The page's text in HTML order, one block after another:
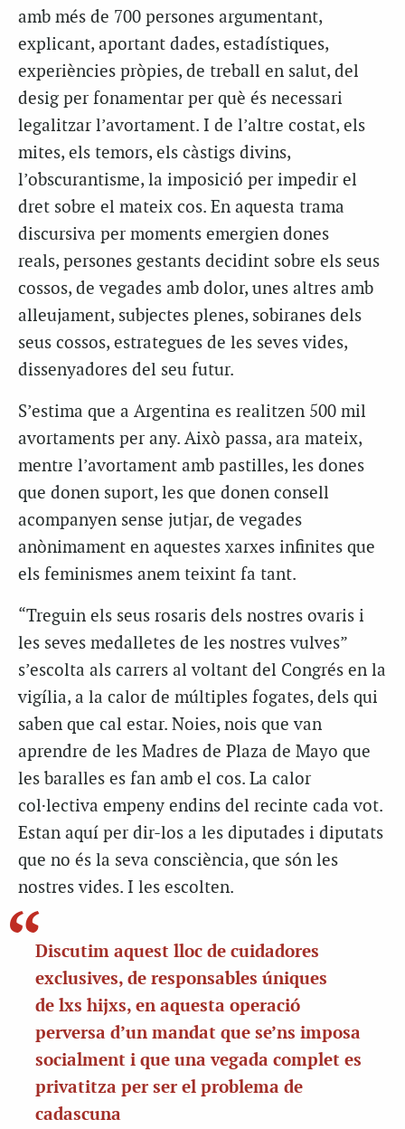
amb més de 700 persones argumentant,
explicant, aportant dades, estadístiques,
experiències pròpies, de treball en salut, del
desig per fonamentar per què és necessari
legalitzar l’avortament. I de l’altre costat, els
mites, els temors, els càstigs divins,
l’obscurantisme, la imposició per impedir el
dret sobre el mateix cos. En aquesta trama
discursiva per moments emergien dones
reals, persones gestants decidint sobre els seus
cossos, de vegades amb dolor, unes altres amb
alleujament, subjectes plenes, sobiranes dels
seus cossos, estrategues de les seves vides,
dissenyadores del seu futur.
S’estima que a Argentina es realitzen 500 mil
avortaments per any. Això passa, ara mateix,
mentre l’avortament amb pastilles, les dones
que donen suport, les que donen consell
acompanyen sense jutjar, de vegades
anònimament en aquestes xarxes infinites que
els feminismes anem teixint fa tant.
“Treguin els seus rosaris dels nostres ovaris i
les seves medalletes de les nostres vulves”
s’escolta als carrers al voltant del Congrés en la
vigília, a la calor de múltiples fogates, dels qui
saben que cal estar. Noies, nois que van
aprendre de les Madres de Plaza de Mayo que
les baralles es fan amb el cos. La calor
col·lectiva empeny endins del recinte cada vot.
Estan aquí per dir-los a les diputades i diputats
que no és la seva consciència, que són les
nostres vides. I les escolten.
Discutim aquest lloc de cuidadores
exclusives, de responsables úniques
de lxs hijxs, en aquesta operació
perversa d’un mandat que se’ns imposa
socialment i que una vegada complet es
privatitza per ser el problema de
cadascuna